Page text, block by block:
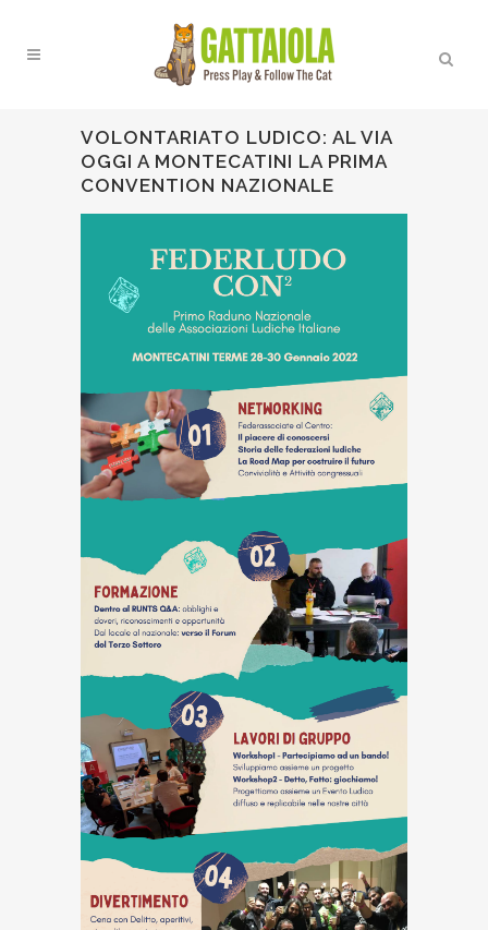
VOLONTARIATO LUDICO: AL VIA
OGGI A MONTECATINI LA PRIMA
CONVENTION NAZIONALE